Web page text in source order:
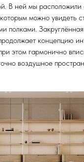
В ней мы расположили
можно увидеть
полками.
концепцию
этом гармонично
воздушное